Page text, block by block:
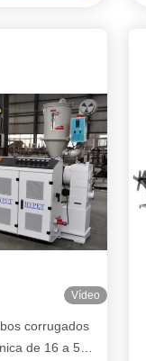
Vídeo
corrugados
de 16 a 50